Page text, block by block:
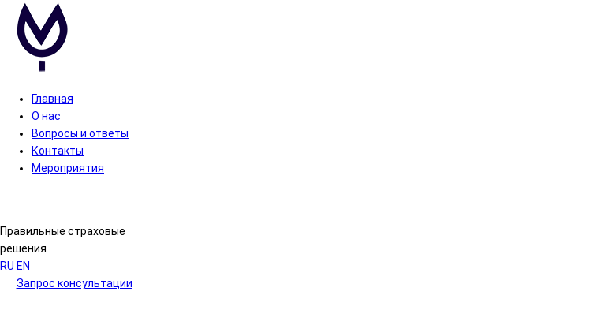
Главная
О нас
Вопросы и ответы
Контакты
Мероприятия
Правильные страховые
решения
RU EN
Запрос консультации